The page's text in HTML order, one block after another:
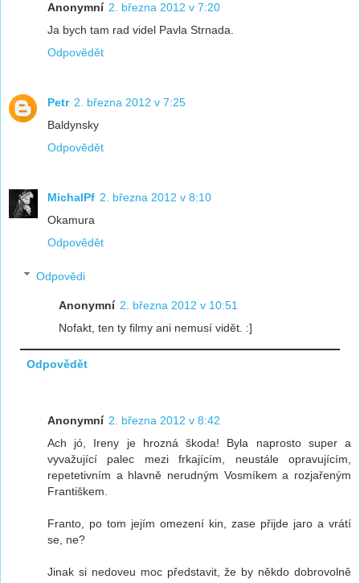
Anonymní 2. března 2012 v 7:20
Ja bych tam rad videl Pavla Strnada.
Odpovědět
Petr 2. března 2012 v 7:25
Baldynsky
Odpovědět
MichalPf 2. března 2012 v 8:10
Okamura
Odpovědět
Odpovědi
Anonymní 2. března 2012 v 10:51
Nofakt, ten ty filmy ani nemusí vidět. :]
Odpovědět
Anonymní 2. března 2012 v 8:42
Ach jó, Ireny je hrozná škoda! Byla naprosto super a
vyvažující palec mezi frkajícím, neustále opravujícím,
repetetivním a hlavně nerudným Vosmíkem a rozjařeným
Františkem.
Franto, po tom jejím omezení kin, zase přijde jaro a vrátí
se, ne?
Jinak si nedoveu moc představit, že by někdo dobrovolně